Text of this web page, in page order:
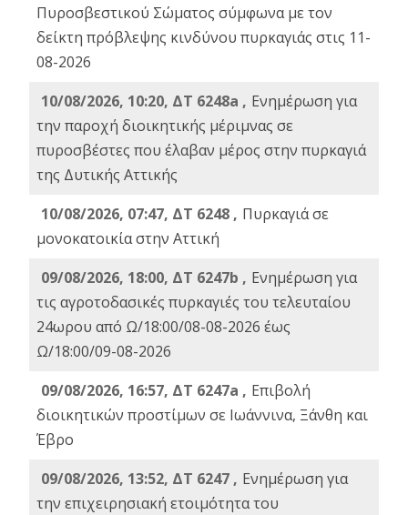
Πυροσβεστικού Σώματος σύμφωνα με τον
δείκτη πρόβλεψης κινδύνου πυρκαγιάς στις 11-
08-2026
10/08/2026, 10:20, ΔΤ 6248a , Ενημέρωση για
την παροχή διοικητικής μέριμνας σε
πυροσβέστες που έλαβαν μέρος στην πυρκαγιά
της Δυτικής Αττικής
10/08/2026, 07:47, ΔΤ 6248 , Πυρκαγιά σε
μονοκατοικία στην Αττική
09/08/2026, 18:00, ΔΤ 6247b , Ενημέρωση για
τις αγροτοδασικές πυρκαγιές του τελευταίου
24ωρου από Ω/18:00/08-08-2026 έως
Ω/18:00/09-08-2026
09/08/2026, 16:57, ΔΤ 6247a , Eπιβολή
διοικητικών προστίμων σε Ιωάννινα, Ξάνθη και
Έβρο
09/08/2026, 13:52, ΔΤ 6247 , Ενημέρωση για
την επιχειρησιακή ετοιμότητα του